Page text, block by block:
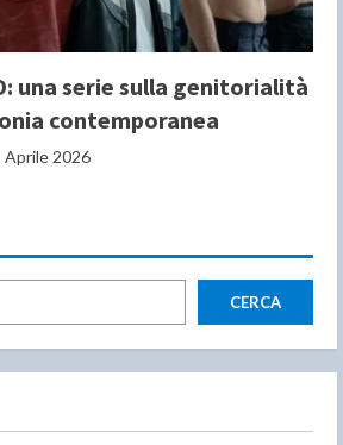
una serie sulla genitorialità
contemporanea
Aprile 2026
CERCA